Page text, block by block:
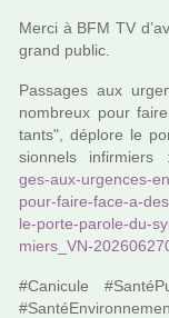
Merci à BFM TV
grand public.
Passages aux
nom­breux pour
tants", déplore le
sion­nels infir­miers
ges-aux-urgen­ces-
pour-faire-face-a-
le-porte-parole-du-
miers_VN-
#Ca­ni­cule